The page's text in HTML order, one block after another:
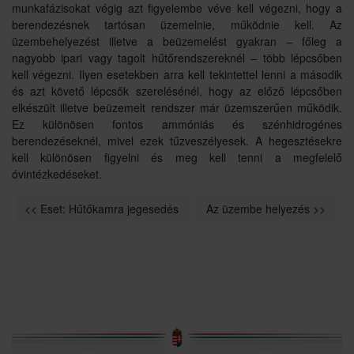
munkafázisokat végig azt figyelembe véve kell végezni, hogy a
berendezésnek tartósan üzemelnie, működnie kell. Az
üzembehelyezést illetve a beüzemelést gyakran – főleg a
nagyobb ipari vagy tagolt hűtőrendszereknél – több lépcsőben
kell végezni. Ilyen esetekben arra kell tekintettel lenni a második
és azt követő lépcsők szerelésénél, hogy az előző lépcsőben
elkészült illetve beüzemelt rendszer már üzemszerűen működik.
Ez különösen fontos ammóniás és szénhidrogénes
berendezéseknél, mivel ezek tűzveszélyesek. A hegesztésekre
kell különösen figyelni és meg kell tenni a megfelelő
óvintézkedéseket.
<< Eset: Hűtőkamra jegesedés Az üzembe helyezés >>